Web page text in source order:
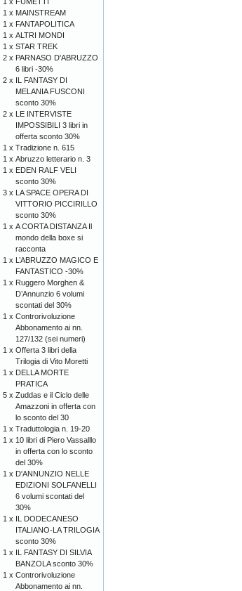
1 x MAINSTREAM
1 x FANTAPOLITICA
1 x ALTRI MONDI
1 x STAR TREK
2 x PARNASO D'ABRUZZO
6 libri -30%
2 x IL FANTASY DI
MELANIA FUSCONI
sconto 30%
2 x LE INTERVISTE
IMPOSSIBILI 3 libri in
offerta sconto 30%
1 x Tradizione n. 615
1 x Abruzzo letterario n. 3
1 x EDEN RALF VELI
sconto 30%
3 x LA SPACE OPERA DI
VITTORIO PICCIRILLO
sconto 30%
1 x A CORTA DISTANZA Il
mondo della boxe si
racconta
1 x L’ABRUZZO MAGICO E
FANTASTICO -30%
1 x Ruggero Morghen &
D’Annunzio 6 volumi
scontati del 30%
1 x Controrivoluzione
Abbonamento ai nn.
127/132 (sei numeri)
1 x Offerta 3 libri della
Trilogia di Vito Moretti
1 x DELLA MORTE
PRATICA
5 x Zuddas e il Ciclo delle
Amazzoni in offerta con
lo sconto del 30
1 x Traduttologia n. 19-20
1 x 10 libri di Piero Vassalllo
in offerta con lo sconto
del 30%
1 x D'ANNUNZIO NELLE
EDIZIONI SOLFANELLI
6 volumi scontati del
30%
1 x IL DODECANESO
ITALIANO-LA TRILOGIA
sconto 30%
1 x IL FANTASY DI SILVIA
BANZOLA sconto 30%
1 x Controrivoluzione
Abbonamento ai nn.